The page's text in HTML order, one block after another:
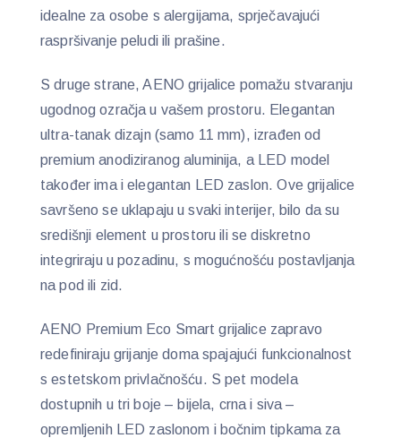
idealne za osobe s alergijama, sprječavajući
raspršivanje peludi ili prašine.
S druge strane, AENO grijalice pomažu stvaranju
ugodnog ozračja u vašem prostoru. Elegantan
ultra-tanak dizajn (samo 11 mm), izrađen od
premium anodiziranog aluminija, a LED model
također ima i elegantan LED zaslon. Ove grijalice
savršeno se uklapaju u svaki interijer, bilo da su
središnji element u prostoru ili se diskretno
integriraju u pozadinu, s mogućnošću postavljanja
na pod ili zid.
AENO Premium Eco Smart grijalice zapravo
redefiniraju grijanje doma spajajući funkcionalnost
s estetskom privlačnošću. S pet modela
dostupnih u tri boje – bijela, crna i siva –
opremljenih LED zaslonom i bočnim tipkama za